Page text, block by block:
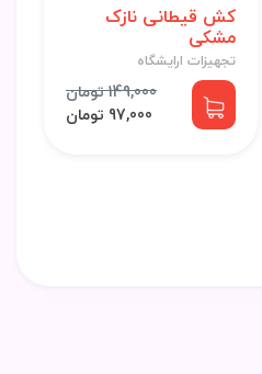
کش قیطانی نازک
مشکی
تجهیزات ارایشگاه
149,000 تومان
97,000 تومان